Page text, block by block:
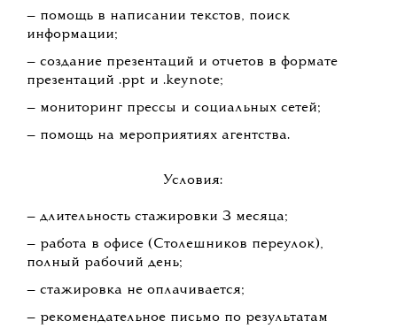
— помощь в написании текстов, поиск
информации;
— создание презентаций и отчетов в формате
презентаций .ppt и .keynote;
— мониторинг прессы и социальных сетей;
— помощь на мероприятиях агентства.
Условия:
— длительность стажировки 3 месяца;
— работа в офисе (Столешников переулок),
полный рабочий день;
— стажировка не оплачивается;
— рекомендательное письмо по результатам